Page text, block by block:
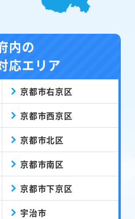
内の
応エリア
京都市右京区
京都市西京区
京都市北区
京都市南区
京都市下京区
宇治市